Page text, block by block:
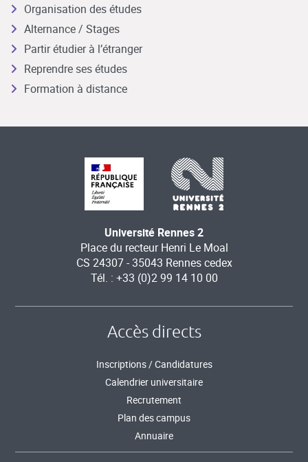
Organisation des études
Alternance / Stages
Partir étudier à l’étranger
Reprendre ses études
Formation à distance
Université Rennes 2
Place du recteur Henri Le Moal
CS 24307 - 35043 Rennes cedex
Tél. : +33 (0)2 99 14 10 00
Accès directs
Inscriptions / Candidatures
Calendrier universitaire
Recrutement
Plan des campus
Annuaire